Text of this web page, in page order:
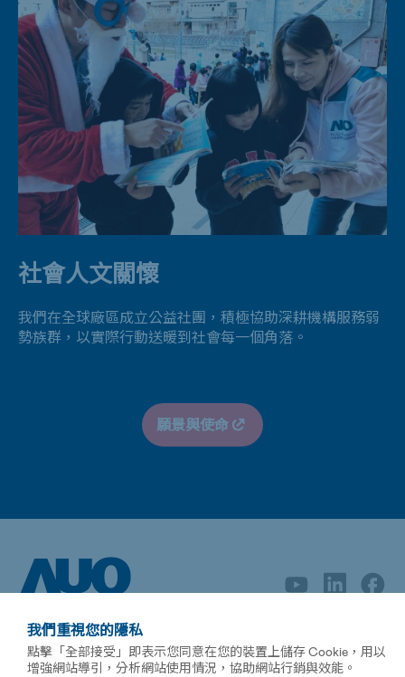
社會人文關懷
我們在全球廠區成立公益社團，積極協助深耕機構服務弱
勢族群，以實際行動送暖到社會每一個角落。
願景與使命
我們重視您的隱私
點擊「全部接受」即表示您同意在您的裝置上儲存 Cookie，用以
增強網站導引，分析網站使用情況，協助網站行銷與效能。